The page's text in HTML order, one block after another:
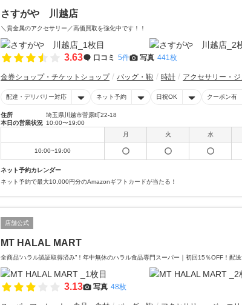
さすがや 川越店
＼貴金属のアクセサリー／高価買取を強化中です！！
3.63 口コミ 5件 写真 441枚
金券ショップ・チケットショップ バッグ・鞄 時計 アクセサリー・
配達・デリバリー対応 ネット予約 日祝OK クーポン有
住所
埼玉県川越市菅原町22-18
本日の営業状況 10:00〜19:00
月
火 水
10:00~19:00
ネット予約カレンダー
ネット予約で最大10,000円分のAmazonギフトカードが当たる！
店舗公式
MT HALAL MART
全商品“ハラル認証取得済み”！年中無休のハラル食品専門スーパー｜初回15％OFF！配
3.13 写真 48枚